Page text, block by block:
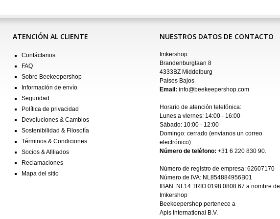
ATENCIÓN AL CLIENTE
Contáctanos
FAQ
Sobre Beekeepershop
Información de envío
Seguridad
Política de privacidad
Devoluciones & Cambios
Sostenibilidad & Filosofía
Términos & Condiciones
Socios & Afiliados
Reclamaciones
Mapa del sitio
NUESTROS DATOS DE CONTACTO
Imkershop
Brandenburglaan 8
4333BZ Middelburg
Países Bajos
Email: info@beekeepershop.com
Horario de atención telefónica:
Lunes a viernes: 14:00 - 16:00
Sábado: 10:00 - 12:00
Domingo: cerrado (envíanos un correo
electrónico)
Número de teléfono: +31 6 220 830 90.
Número de registro de empresa: 62607170
Número de IVA: NL854884956B01
IBAN: NL14 TRIO 0198 0808 67 a nombre de
Imkershop
Beekeepershop pertenece a
Apis International B.V.